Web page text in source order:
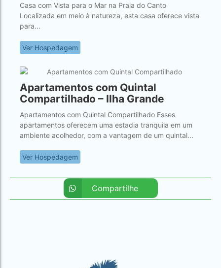
Casa com Vista para o Mar na Praia do Canto
Localizada em meio à natureza, esta casa oferece vista
para...
Ver Hospedagem
Apartamentos com Quintal
Compartilhado – Ilha Grande
Apartamentos com Quintal Compartilhado Esses
apartamentos oferecem uma estadia tranquila em um
ambiente acolhedor, com a vantagem de um quintal...
Ver Hospedagem
Compartilhe